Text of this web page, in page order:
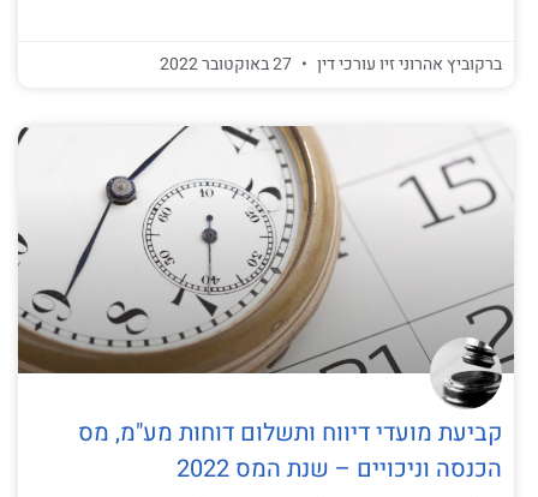
ברקוביץ אהרוני זיו עורכי דין
קביעת מועדי דיווח ותשלום דוחות מע"מ, מס
הכנסה וניכויים – שנת המס 2022